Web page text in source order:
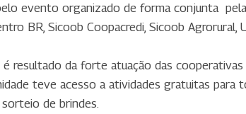
evento organizado de forma conjunta
BR, Sicoob Coopacredi, Sicoob
resultado da forte atuação das
teve acesso a atividades gratuitas para
de brindes.